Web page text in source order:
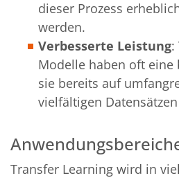
dieser Prozess
werden.
Verbesserte Leistung:
Modelle haben oft eine
sie bereits auf
vielfältigen
Transfer Learning wird in